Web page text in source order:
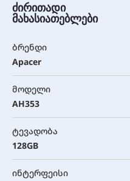
ძირითადი
მახასიათებლები
ბრენდი
Apacer
მოდელი
AH353
ტევადობა
128GB
ინტერფეისი